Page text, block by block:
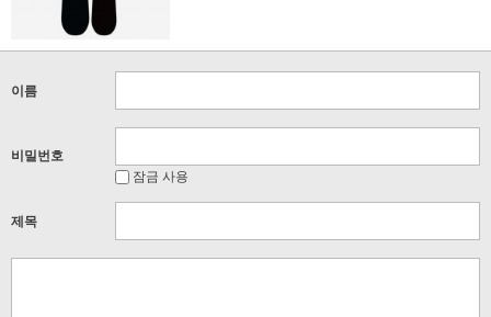
이름
비밀번호
잠금 사용
제목